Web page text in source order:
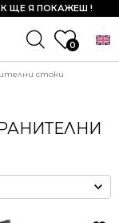
0
ЩЕ Я ПОКАЖЕШ !
стоки